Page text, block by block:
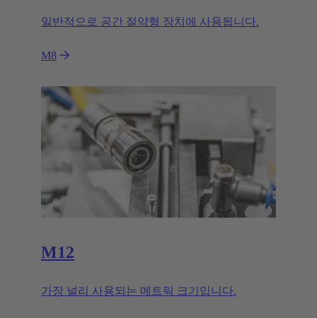
일반적으로 공간 절약형 장치에 사용됩니다.
M8
M12
가장 널리 사용되는 메트릭 크기입니다.